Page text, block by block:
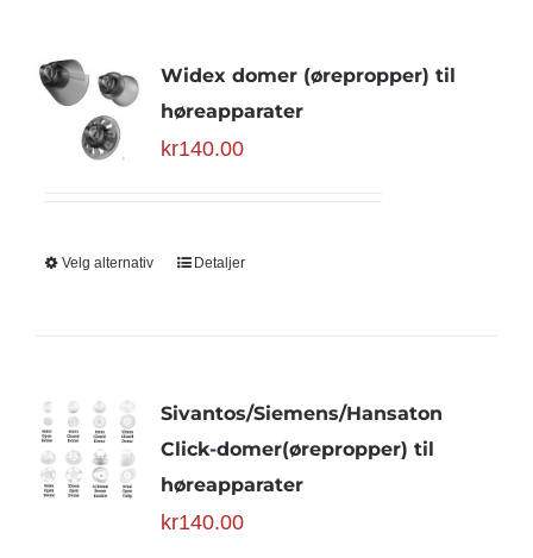
Widex domer (ørepropper) til
høreapparater
kr140.00
Velg alternativ Detaljer
Sivantos/Siemens/Hansaton
Click-domer(ørepropper) til
høreapparater
kr140.00